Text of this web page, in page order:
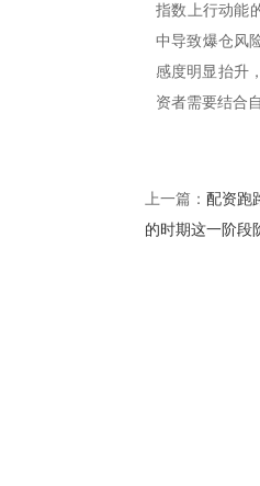
指数上行动能
中导致爆仓风
感度明显抬升
资者需要结合
上一篇： 配资跑
的时期这一阶段